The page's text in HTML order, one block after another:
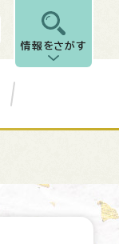
情報をさがす